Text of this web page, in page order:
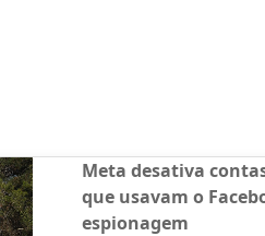
Meta desativa
que usavam o
espionagem